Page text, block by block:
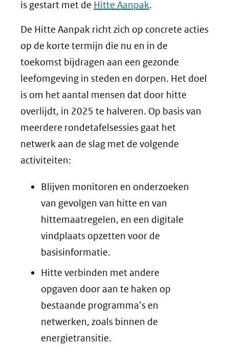
is gestart met de Hitte Aanpak.
De Hitte Aanpak richt zich op concrete acties
op de korte termijn die nu en in de
toekomst bijdragen aan een gezonde
leefomgeving in steden en dorpen. Het doel
is om het aantal mensen dat door hitte
overlijdt, in 2025 te halveren. Op basis van
meerdere rondetafelsessies gaat het
netwerk aan de slag met de volgende
activiteiten:
Blijven monitoren en onderzoeken
van gevolgen van hitte en van
hittemaatregelen, en een digitale
vindplaats opzetten voor de
basisinformatie.
Hitte verbinden met andere
opgaven door aan te haken op
bestaande programma’s en
netwerken, zoals binnen de
energietransitie.